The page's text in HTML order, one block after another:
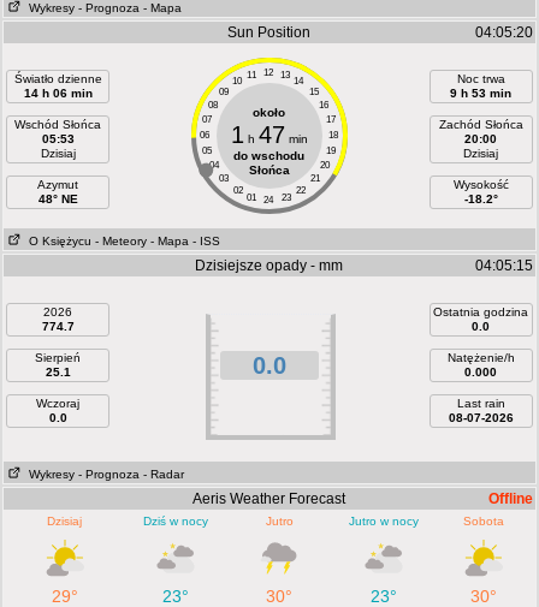
Wykresy - Prognoza - Mapa
Sun Position 04:05:20
Światło dzienne
14 h 06 min
Wschód Słońca
05:53
Dzisiaj
Azymut
48° NE
12
11 13
10
14
09
15
08
16
07
17
06
18
05
19
04
20
03
21
02
22
01 23
24
około
1 h 47 min
do wschodu
Słońca
Noc trwa
9 h 53 min
Zachód Słońca
20:00
Dzisiaj
Wysokość
-18.2°
O Księżycu - Meteory - Mapa - ISS
Dzisiejsze opady - mm 04:05:15
2026
774.7
Sierpień
25.1
Wczoraj
0.0
0.0
Ostatnia godzina
0.0
Natężenie/h
0.000
Last rain
08-07-2026
Wykresy - Prognoza - Radar
Aeris Weather Forecast Offline
Dzisiaj Dziś w nocy Jutro Jutro w nocy Sobota
29° 23° 30° 23° 30°